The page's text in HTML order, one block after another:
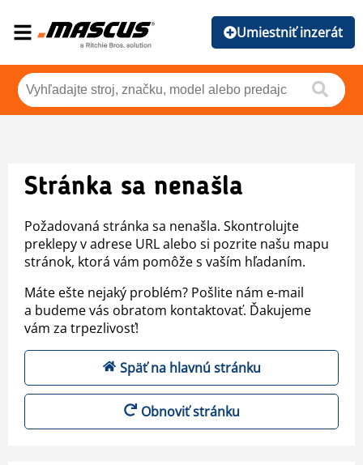
Umiestniť inzerát
Stránka sa nenašla
Požadovaná stránka sa nenašla. Skontrolujte
preklepy v adrese URL alebo si pozrite našu mapu
stránok, ktorá vám pomôže s vaším hľadaním.
Máte ešte nejaký problém? Pošlite nám e-mail
a budeme vás obratom kontaktovať. Ďakujeme
vám za trpezlivosť!
Späť na hlavnú stránku
Obnoviť stránku